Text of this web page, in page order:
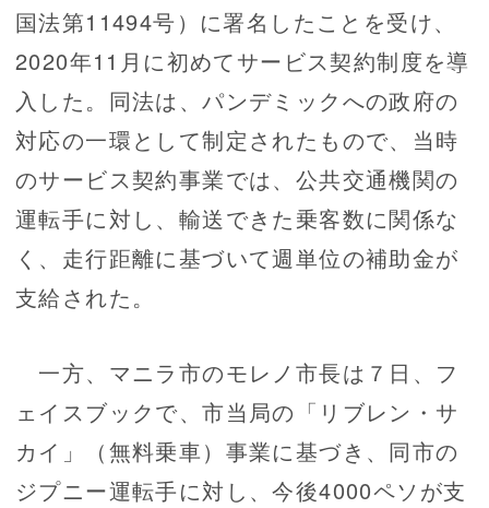
国法第11494号）に署名したことを受け、
2020年11月に初めてサービス契約制度を導
入した。同法は、パンデミックへの政府の
対応の一環として制定されたもので、当時
のサービス契約事業では、公共交通機関の
運転手に対し、輸送できた乗客数に関係な
く、走行距離に基づいて週単位の補助金が
支給された。
一方、マニラ市のモレノ市長は７日、フ
ェイスブックで、市当局の「リブレン・サ
カイ」（無料乗車）事業に基づき、同市の
ジプニー運転手に対し、今後4000ペソが支